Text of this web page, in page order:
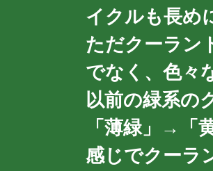
イクルも長め
ただクーラン
でなく、色々
以前の緑系の
「薄緑」→「
感じでクーラ